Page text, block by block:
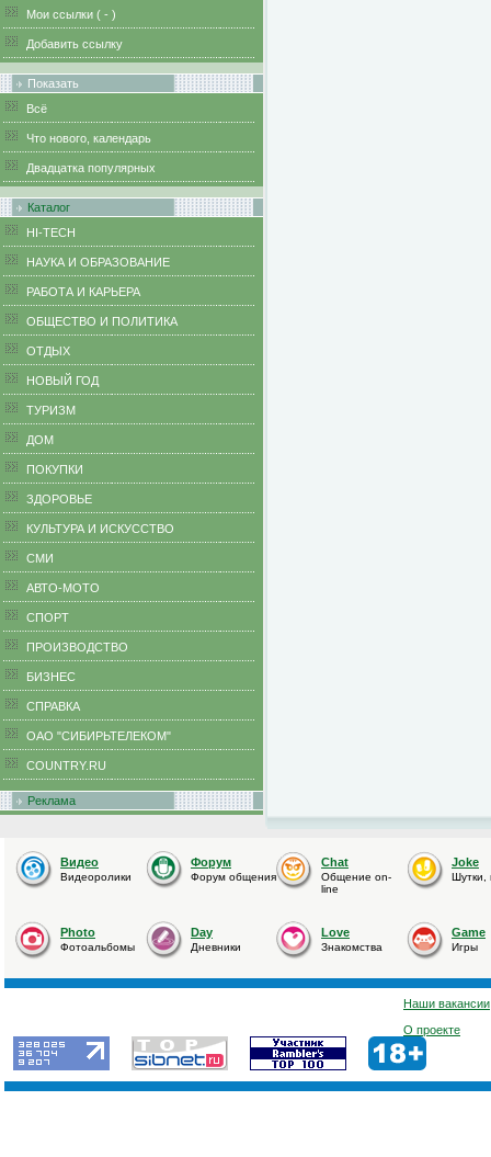
Мои ссылки ( - )
Добавить ссылку
Показать
Всё
Что нового, календарь
Двадцатка популярных
Каталог
HI-TECH
НАУКА И ОБРАЗОВАНИЕ
РАБОТА И КАРЬЕРА
ОБЩЕСТВО И ПОЛИТИКА
ОТДЫХ
НОВЫЙ ГОД
ТУРИЗМ
ДОМ
ПОКУПКИ
ЗДОРОВЬЕ
КУЛЬТУРА И ИСКУССТВО
СМИ
АВТО-МОТО
СПОРТ
ПРОИЗВОДСТВО
БИЗНЕС
CПРАВКА
ОАО "СИБИРЬТЕЛЕКОМ"
COUNTRY.RU
Реклама
Видео
Видеоролики
Форум
Форум общения
Chat
Общение on-
line
Joke
Шутки,
Photo
Фотоальбомы
Day
Дневники
Love
Знакомства
Game
Игры
Наши вакансии
О проекте